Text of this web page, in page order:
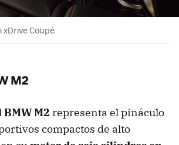
xDrive Coupé
M2
BMW M2 representa el pináculo
compactos de alto